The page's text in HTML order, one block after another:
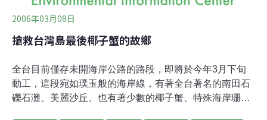
2006年03月08日
搶救台灣島最後椰子蟹的故鄉
全台目前僅存未開海岸公路的路段，即將於今年3月下旬
動工，這段宛如璞玉般的海岸線，有著全台著名的南田石
礫石灘、美麗沙丘、也有著少數的椰子蟹、特殊海岸珊瑚